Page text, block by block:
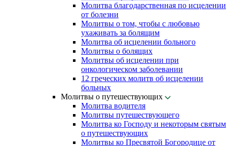
Молитва благодарственная по исцелении
от болезни
Молитвы о том, чтобы с любовью
ухаживать за болящим
Молитва об исцелении больного
Молитвы о болящих
Молитвы об исцелении при
онкологическом заболевании
12 греческих молитв об исцелении
больных
Молитвы о путешествующих
Молитва водителя
Молитвы путешествующего
Молитва ко Господу и некоторым святым
о путешествующих
Молитвы ко Пресвятой Богородице от